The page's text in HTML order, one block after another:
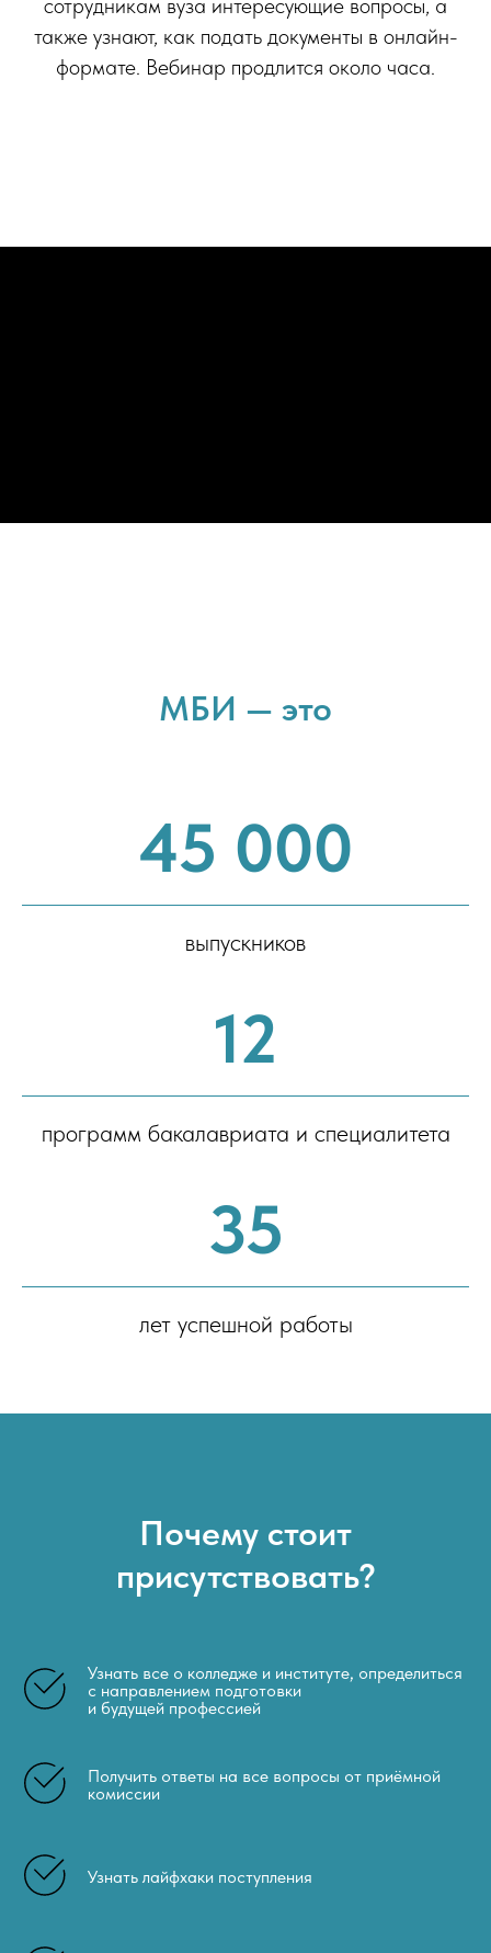
сотрудникам вуза интересующие вопросы, а
также узнают, как подать документы в онлайн-
формате. Вебинар продлится около часа.
МБИ — это
45 000
выпускников
12
программ бакалавриата и специалитета
35
лет успешной работы
Почему стоит
присутствовать?
Узнать все о колледже и институте, определиться
с направлением подготовки
и будущей профессией
Получить ответы на все вопросы от приёмной
комиссии
Узнать лайфхаки поступления